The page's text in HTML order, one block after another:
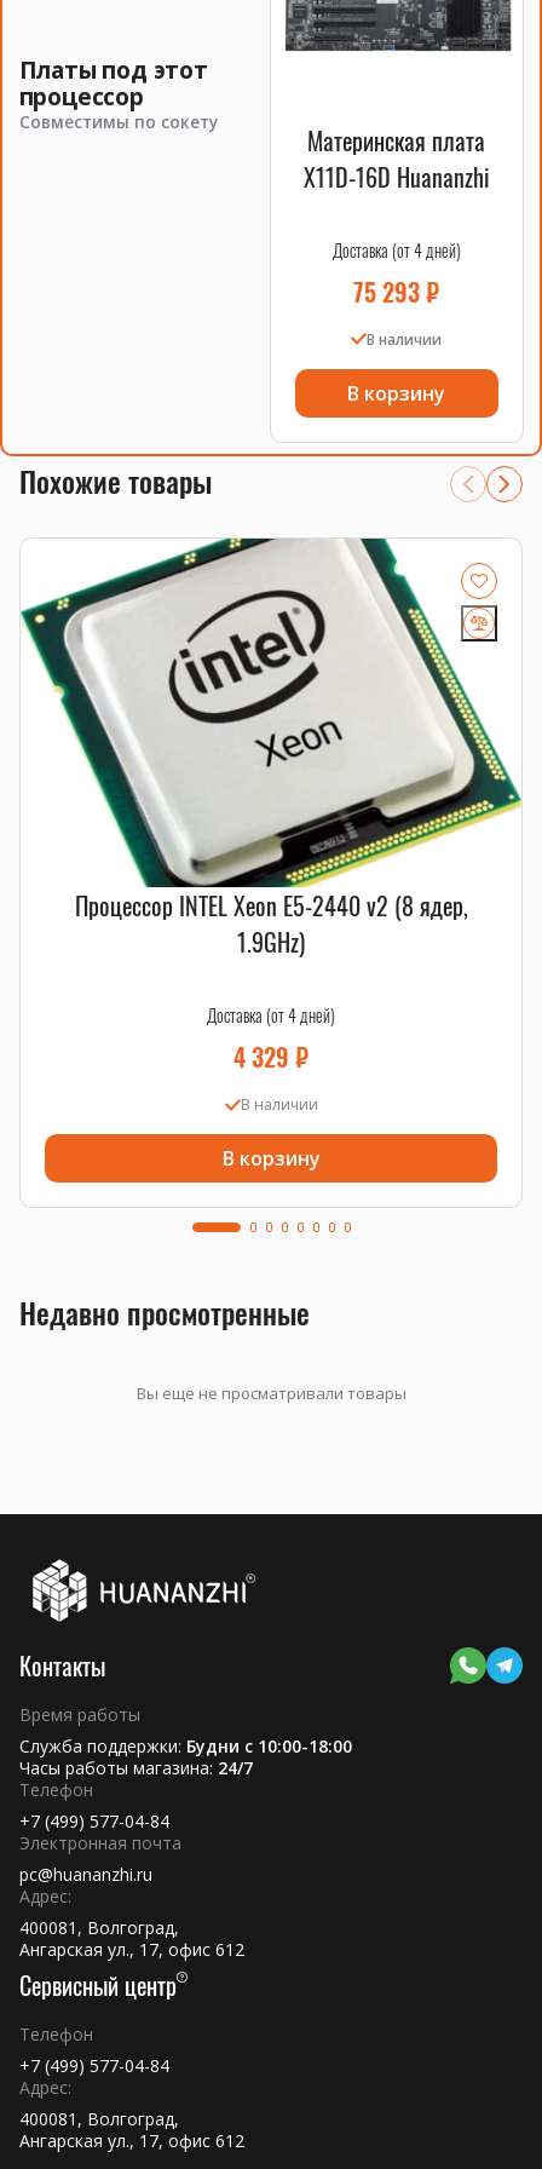
Платы под этот
процессор
Совместимы по сокету
Материнская плата
X11D-16D Huananzhi
Доставка (от 4 дней)
75 293₽
В наличии
В корзину
Похожие товары
Процессор INTEL Xeon E5-2440 v2 (8 ядер,
1.9GHz)
Доставка (от 4 дней)
4 329 ₽
В наличии
В корзину
Недавно просмотренные
Вы еще не просматривали товары
Контакты
Время работы
Служба поддержки: Будни с 10:00-18:00
Часы работы магазина: 24/7
Телефон
+7 (499) 577-04-84
Электронная почта
pc@huananzhi.ru
Адрес:
400081, Волгоград,
Ангарская ул., 17, офис 612
Сервисный центр
Телефон
+7 (499) 577-04-84
Адрес:
400081, Волгоград,
Ангарская ул., 17, офис 612